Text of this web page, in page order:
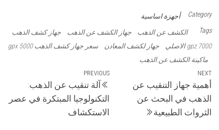
Category
أجهزة اساسية
Tags
الكشف عن الذهب جهاز الكشف عن الذهب
جهاز كشف الذهب
gpz 7000 الاصلي
جهاز لكشف المعادن
سعر جهاز كشف الذهب gpx 5000
ماكينة الكشف عن الذهب
تصفّح
المقالات
Previous
Post
PREVIOUS
آلة تنقيب عن الذهب:
التكنولوجيا المبتكرة في عصر
الاستكشاف
Next
Post
NEXT
أهمية جهاز التنقيب عن
الذهب في البحث عن
الثروات الطبيعية